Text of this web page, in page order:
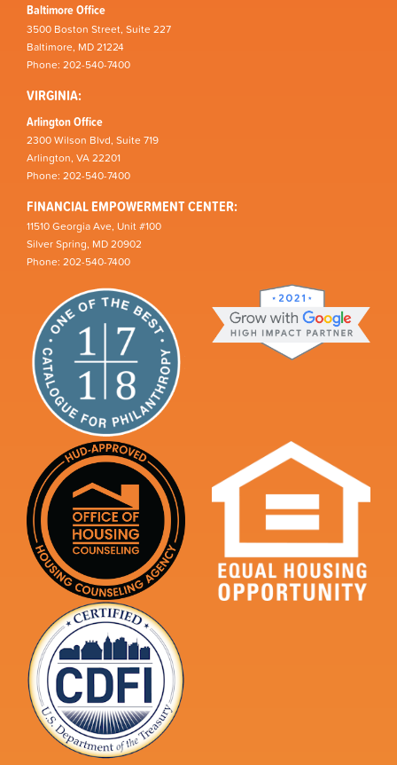
Baltimore Office
3500 Boston Street, Suite 227
Baltimore, MD 21224
Phone: 202-540-7400
VIRGINIA:
Arlington Office
2300 Wilson Blvd, Suite 719
Arlington, VA 22201
Phone: 202-540-7400
FINANCIAL EMPOWERMENT CENTER:
11510 Georgia Ave, Unit #100
Silver Spring, MD 20902
Phone: 202-540-7400